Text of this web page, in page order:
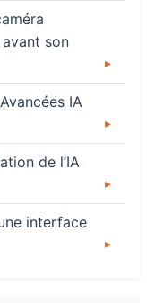
son
IA
de l’IA
interface